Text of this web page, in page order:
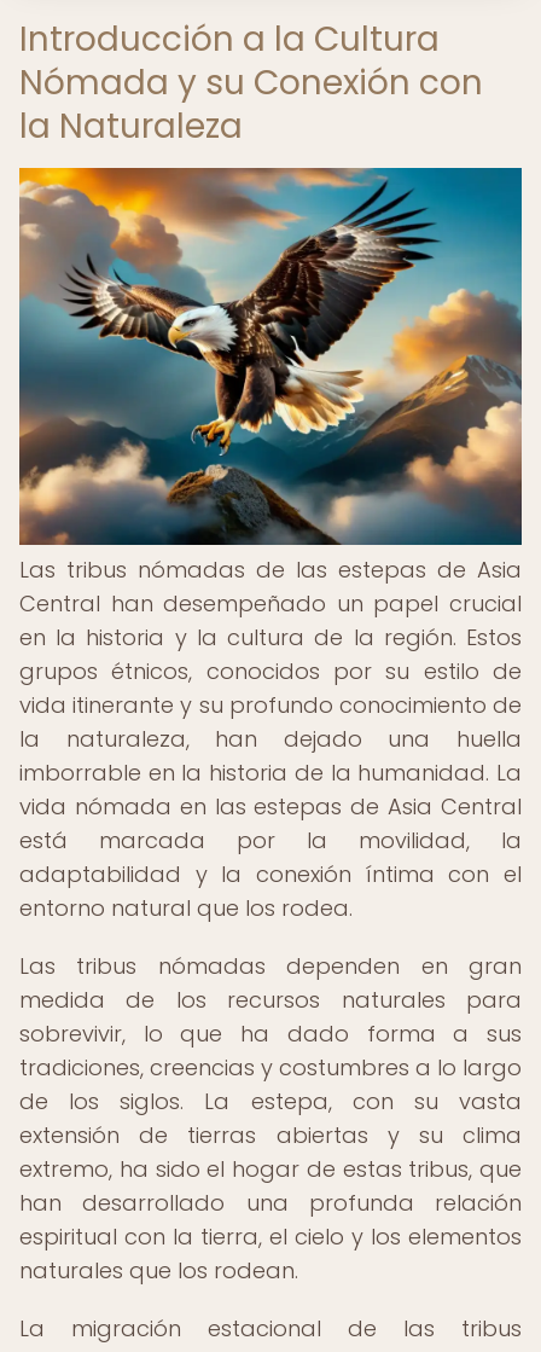
Introducción a la Cultura
Nómada y su Conexión con
la Naturaleza
Las tribus nómadas de las estepas de Asia
Central han desempeñado un papel crucial
en la historia y la cultura de la región. Estos
grupos étnicos, conocidos por su estilo de
vida itinerante y su profundo conocimiento de
la naturaleza, han dejado una huella
imborrable en la historia de la humanidad. La
vida nómada en las estepas de Asia Central
está marcada por la movilidad, la
adaptabilidad y la conexión íntima con el
entorno natural que los rodea.
Las tribus nómadas dependen en gran
medida de los recursos naturales para
sobrevivir, lo que ha dado forma a sus
tradiciones, creencias y costumbres a lo largo
de los siglos. La estepa, con su vasta
extensión de tierras abiertas y su clima
extremo, ha sido el hogar de estas tribus, que
han desarrollado una profunda relación
espiritual con la tierra, el cielo y los elementos
naturales que los rodean.
La migración estacional de las tribus